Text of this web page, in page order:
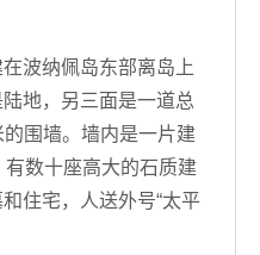
波纳佩岛东部离岛上
地，另三面是一道总
围墙。墙内是一片建
数十座高大的石质建
住宅，人送外号“太平